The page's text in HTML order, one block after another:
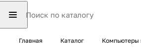
Главная Каталог Компьютеры